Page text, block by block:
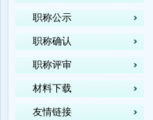
职称公示
职称确认
职称评审
材料下载
友情链接